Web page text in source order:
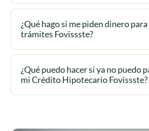
¿Qué hago si me piden dinero
trámites Fovissste?
¿Qué puedo hacer si ya no puedo
mi Crédito Hipotecario Fovissste?